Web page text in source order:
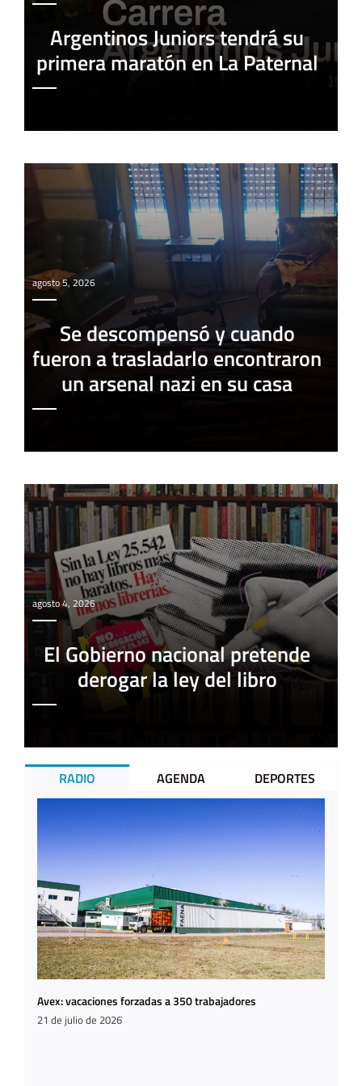
Argentinos Juniors tendrá su
primera maratón en La Paternal
agosto 5, 2026
Se descompensó y cuando
fueron a trasladarlo encontraron
un arsenal nazi en su casa
agosto 4, 2026
El Gobierno nacional pretende
derogar la ley del libro
RADIO AGENDA DEPORTES
Avex: vacaciones forzadas a 350 trabajadores
21 de julio de 2026